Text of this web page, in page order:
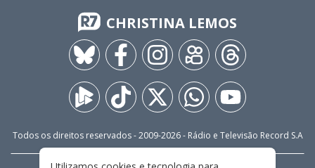
CHRISTINA LEMOS
Todos os direitos reservados - 2009-2026- Rádio e Televisão Record S.A